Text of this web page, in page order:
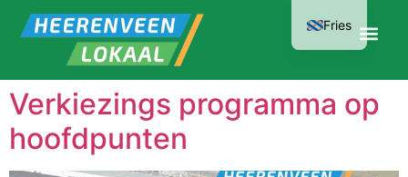
Verkiezings programma op
hoofdpunten
Fries